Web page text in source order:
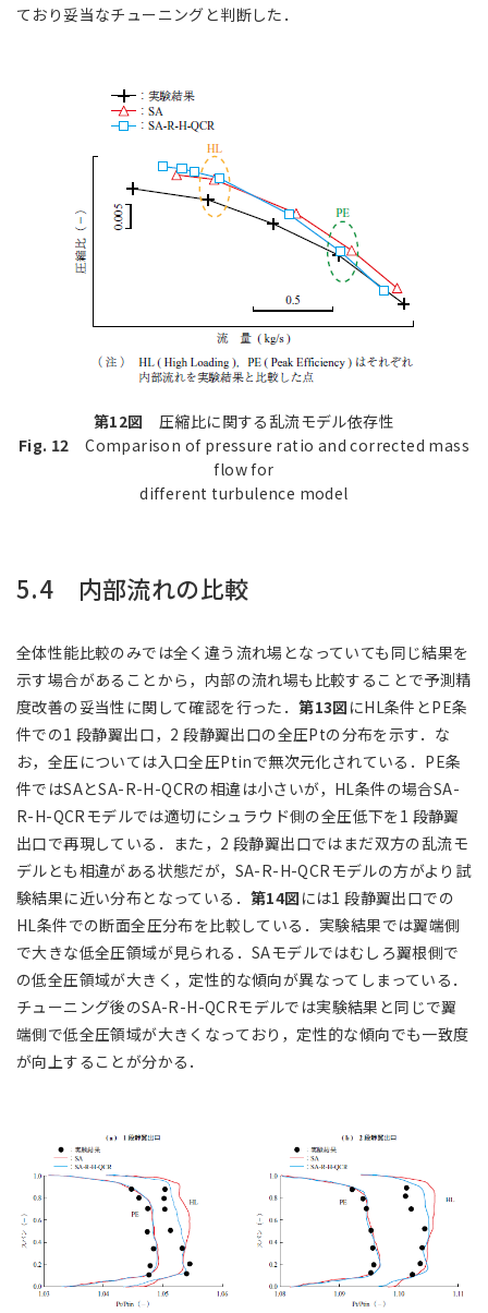
ており妥当なチューニングと判断した．
第12図 圧縮比に関する乱流モデル依存性
Fig. 12 Comparison of pressure ratio and corrected mass
flow for
different turbulence model
5.4 内部流れの比較
全体性能比較のみでは全く違う流れ場となっていても同じ結果を
示す場合があることから，内部の流れ場も比較することで予測精
度改善の妥当性に関して確認を行った．第13図 にHL条件とPE条
件での1 段静翼出口，2 段静翼出口の全圧Ptの分布を示す．な
お，全圧については入口全圧Ptinで無次元化されている．PE条
件ではSAとSA-R-H-QCRの相違は小さいが，HL条件の場合SA-
R-H-QCRモデルでは適切にシュラウド側の全圧低下を1 段静翼
出口で再現している．また，2 段静翼出口ではまだ双方の乱流モ
デルとも相違がある状態だが，SA-R-H-QCRモデルの方がより試
験結果に近い分布となっている． 第14図 には1 段静翼出口での
HL条件での断面全圧分布を比較している．実験結果では翼端側
で大きな低全圧領域が見られる．SAモデルではむしろ翼根側で
の低全圧領域が大きく，定性的な傾向が異なってしまっている．
チューニング後のSA-R-H-QCRモデルでは実験結果と同じで翼
端側で低全圧領域が大きくなっており，定性的な傾向でも一致度
が向上することが分かる．